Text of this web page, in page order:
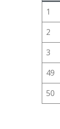
1
2
3
49
50